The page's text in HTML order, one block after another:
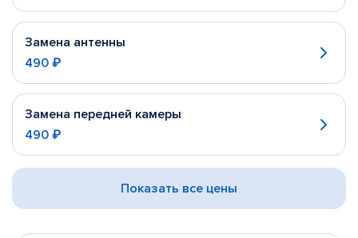
Замена антенны
490 ₽
Замена передней камеры
490 ₽
Показать все цены